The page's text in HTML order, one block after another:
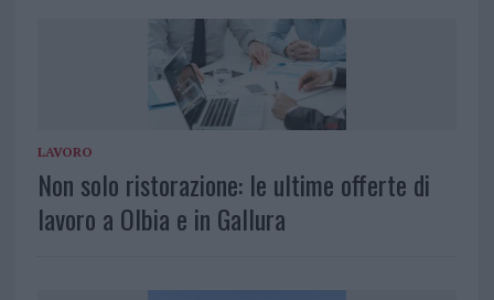
LAVORO
Non solo ristorazione: le ultime offerte di
lavoro a Olbia e in Gallura